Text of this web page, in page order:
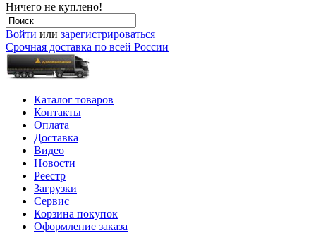
Ничего не куплено!
Войти или зарегистрироваться
Срочная доставка по всей России
Каталог товаров
Контакты
Оплата
Доставка
Видео
Новости
Реестр
Загрузки
Сервис
Корзина покупок
Оформление заказа